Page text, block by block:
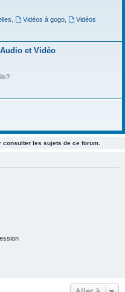
Vidéos à gogo,
Vidéos
et Vidéo
consulter les sujets de ce forum.